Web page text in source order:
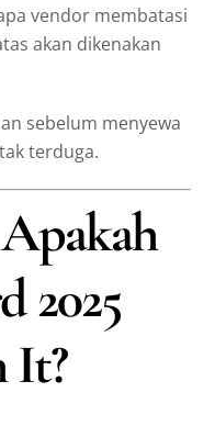
vendor membatasi
akan dikenakan
sebelum menyewa
terduga.
2025
It?